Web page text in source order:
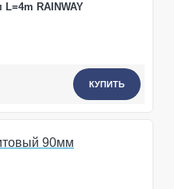
RAINWAY
КУПИТЬ